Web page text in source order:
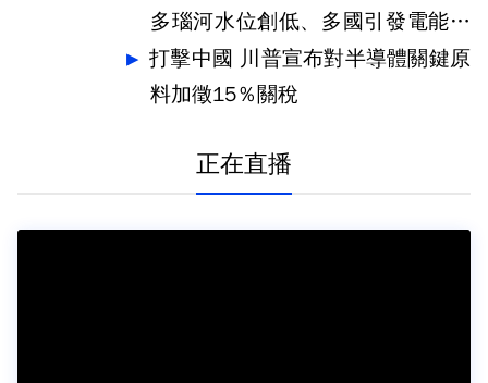
多瑙河水位創低、多國引發電能危
機
打擊中國 川普宣布對半導體關鍵原
料加徵15％關稅
正在直播